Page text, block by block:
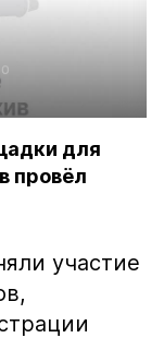
для
провёл
участие